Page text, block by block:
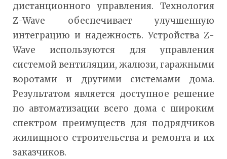
дистанционного управления. Технология
Z-Wave обеспечивает улучшенную
интеграцию и надежность. Устройства Z-
Wave используются для управления
системой вентиляции, жалюзи, гаражными
воротами и другими системами дома.
Результатом является доступное решение
по автоматизации всего дома с широким
спектром преимуществ для подрядчиков
жилищного строительства и ремонта и их
заказчиков.